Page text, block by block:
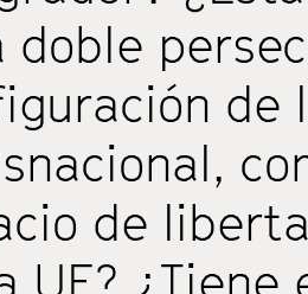
doble
de
de
UE?